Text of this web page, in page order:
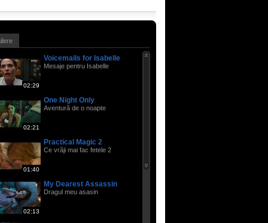
02:29
Voicemails for Isabelle
Mesaje pentru Isabelle
02:21
One Night Only
Aventură de o noapte
01:40
Practical Magic 2
Ce vrăji mai fac fetele 2
02:13
My Dearest Assassin
Dragul meu asasin